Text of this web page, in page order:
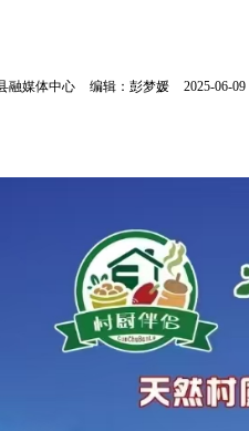
融媒体中心 编辑：彭梦媛 2025-06-09